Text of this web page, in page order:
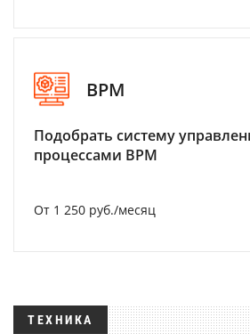
BPM
Подобрать систему
процессами BPM
От 1 250 руб./месяц
ТЕХНИКА